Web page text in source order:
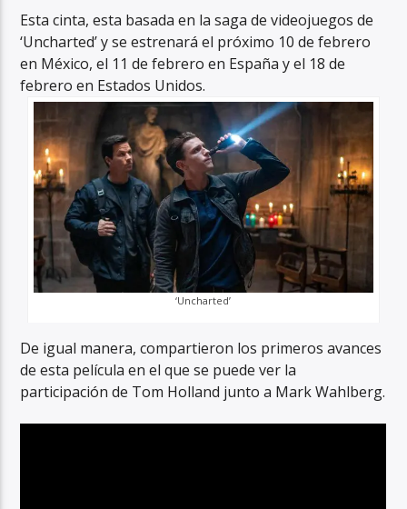
Esta cinta, esta basada en la saga de videojuegos de
‘Uncharted’ y se estrenará el próximo 10 de febrero
en México, el 11 de febrero en España y el 18 de
febrero en Estados Unidos.
‘Uncharted’
De igual manera, compartieron los primeros avances
de esta película en el que se puede ver la
participación de Tom Holland junto a Mark Wahlberg.